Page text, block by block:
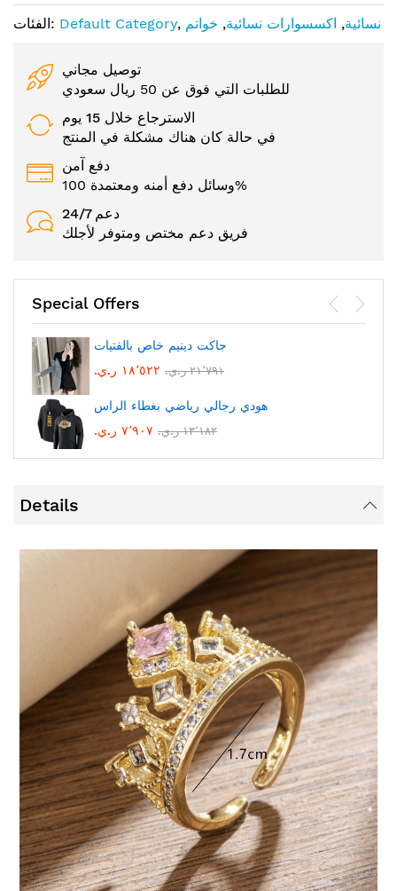
الفئات: Default Category, نسائية, اكسسوارات نسائية, خواتم
توصيل مجاني
للطلبات التي فوق عن 50 ريال سعودي
الاسترجاع خلال 15 يوم
في حالة كان هناك مشكلة في المنتج
دفع آمن
وسائل دفع أمنه ومعتمدة 100%
24/7 دعم
فريق دعم مختص ومتوفر لأجلك
Special Offers
جاكت دينيم خاص بالفتيات
١٨٬٥٢٢ ر.ي.‏
٢١٬٧٩١ ر.ي.‏
هودي رجالي رياضي بغطاء الراس
٧٬٩٠٧ ر.ي.‏
١٣٬١٨٢ ر.ي.‏
Details